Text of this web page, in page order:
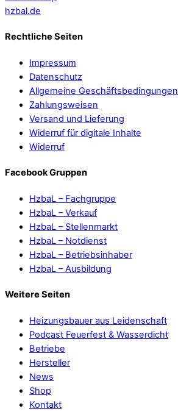
hzbal.de
Rechtliche Seiten
Impressum
Datenschutz
Allgemeine Geschäftsbedingungen
Zahlungsweisen
Versand und Lieferung
Widerruf für digitale Inhalte
Widerruf
Facebook Gruppen
HzbaL – Fachgruppe
HzbaL – Verkauf
HzbaL – Stellenmarkt
HzbaL – Notdienst
HzbaL – Betriebsinhaber
HzbaL – Ausbildung
Weitere Seiten
Heizungsbauer aus Leidenschaft
Podcast Feuerfest & Wasserdicht
Betriebe
Hersteller
News
Shop
Kontakt